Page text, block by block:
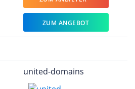
ZUM ANGEBOT
united-domains